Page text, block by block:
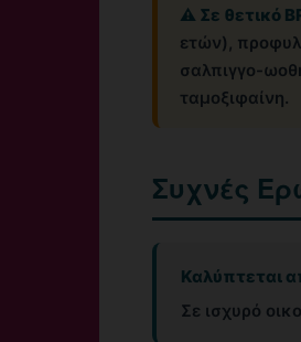
⚠️ Σε θετικό
ετών),
σαλπιγγο-
ταμοξιφαίνη.
Συχνές
Καλύπτεται
Σε ισχυρό